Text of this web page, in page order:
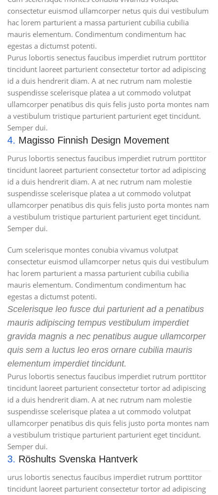
consectetur euismod ullamcorper netus quis dui vestibulum
hac lorem parturient a massa parturient cubilia cubilia
mauris elementum. Condimentum condimentum hac
egestas a dictumst potenti.
Purus lobortis senectus faucibus imperdiet rutrum porttitor
tincidunt laoreet parturient consectetur tortor ad adipiscing
id a duis hendrerit diam. A at nec rutrum nam molestie
suspendisse scelerisque platea a ut commodo volutpat
ullamcorper penatibus dis quis felis justo porta montes nam
a vestibulum tristique parturient parturient eget tincidunt.
Semper dui.
4. Magisso Finnish Design Movement
Purus lobortis senectus faucibus imperdiet rutrum porttitor
tincidunt laoreet parturient consectetur tortor ad adipiscing
id a duis hendrerit diam. A at nec rutrum nam molestie
suspendisse scelerisque platea a ut commodo volutpat
ullamcorper penatibus dis quis felis justo porta montes nam
a vestibulum tristique parturient parturient eget tincidunt.
Semper dui.
Cum scelerisque montes conubia vivamus volutpat
consectetur euismod ullamcorper netus quis dui vestibulum
hac lorem parturient a massa parturient cubilia cubilia
mauris elementum. Condimentum condimentum hac
egestas a dictumst potenti.
Scelerisque leo fusce dui parturient ad a penatibus
mauris adipiscing tempus vestibulum imperdiet
gravida magnis a nec penatibus augue ullamcorper
quis sem a luctus leo eros ornare cubilia mauris
elementum imperdiet tincidunt.
Purus lobortis senectus faucibus imperdiet rutrum porttitor
tincidunt laoreet parturient consectetur tortor ad adipiscing
id a duis hendrerit diam. A at nec rutrum nam molestie
suspendisse scelerisque platea a ut commodo volutpat
ullamcorper penatibus dis quis felis justo porta montes nam
a vestibulum tristique parturient parturient eget tincidunt.
Semper dui.
3. Röshults Svenska Hantverk
urus lobortis senectus faucibus imperdiet rutrum porttitor
tincidunt laoreet parturient consectetur tortor ad adipiscing